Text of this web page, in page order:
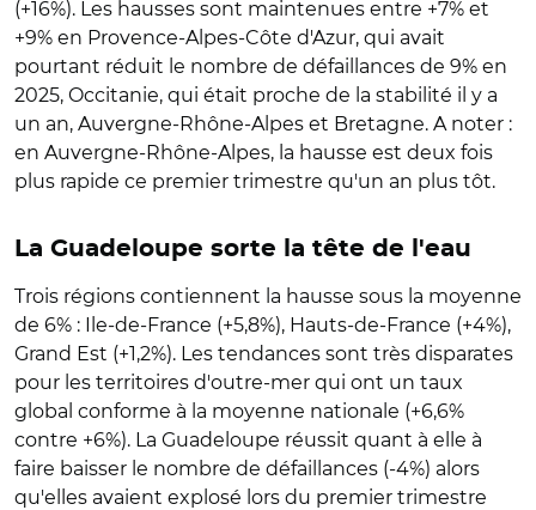
(+16%). Les hausses sont maintenues entre +7% et
+9% en Provence-Alpes-Côte d'Azur, qui avait
pourtant réduit le nombre de défaillances de 9% en
2025, Occitanie, qui était proche de la stabilité il y a
un an, Auvergne-Rhône-Alpes et Bretagne. A noter :
en Auvergne-Rhône-Alpes, la hausse est deux fois
plus rapide ce premier trimestre qu'un an plus tôt.
La Guadeloupe sorte la tête de l'eau
Trois régions contiennent la hausse sous la moyenne
de 6% : Ile-de-France (+5,8%), Hauts-de-France (+4%),
Grand Est (+1,2%). Les tendances sont très disparates
pour les territoires d'outre-mer qui ont un taux
global conforme à la moyenne nationale (+6,6%
contre +6%). La Guadeloupe réussit quant à elle à
faire baisser le nombre de défaillances (-4%) alors
qu'elles avaient explosé lors du premier trimestre